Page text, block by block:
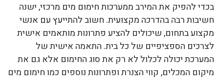
בכדי להפיק את המירב ממערכות חימום מים מרכזי, ישנה
חשיבות רבה בהדרכה מקצועית. חשוב להתייעץ עם אנשי
מקצוע בתחום, שיכולים להציע פתרונות מותאמים אישית
לצרכים הספציפיים של כל בית. התאמה אישית של
המערכת יכולה לכלול לא רק את סוג החימום אלא גם את
מיקום המכלים, קווי הצנרת ופתרונות נוספים כמו חימום מים